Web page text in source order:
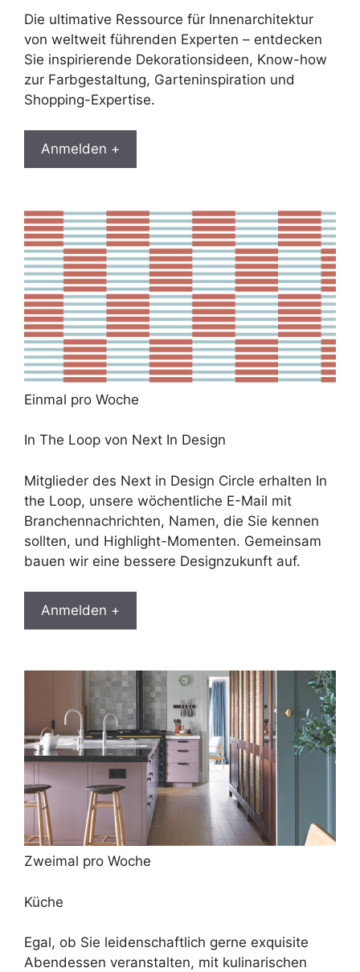
Die ultimative Ressource für Innenarchitektur
von weltweit führenden Experten – entdecken
Sie inspirierende Dekorationsideen, Know-how
zur Farbgestaltung, Garteninspiration und
Shopping-Expertise.
Anmelden +
Einmal pro Woche
In The Loop von Next In Design
Mitglieder des Next in Design Circle erhalten In
the Loop, unsere wöchentliche E-Mail mit
Branchennachrichten, Namen, die Sie kennen
sollten, und Highlight-Momenten. Gemeinsam
bauen wir eine bessere Designzukunft auf.
Anmelden +
Zweimal pro Woche
Küche
Egal, ob Sie leidenschaftlich gerne exquisite
Abendessen veranstalten, mit kulinarischen